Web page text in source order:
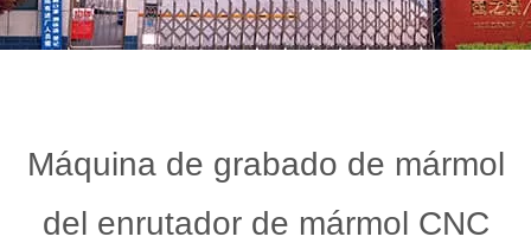
Máquina de grabado de mármol
del enrutador de mármol CNC